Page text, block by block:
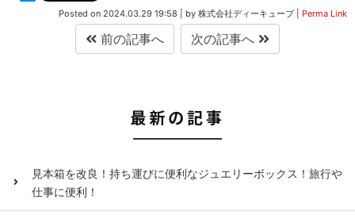
Posted on 2024.03.29 19:58 by 株式会社ディーキューブ Perma Link
前の記事へ 次の記事へ
最新の記事
見本箱を改良！持ち運びに便利なジュエリーボックス！旅行や
仕事に便利！